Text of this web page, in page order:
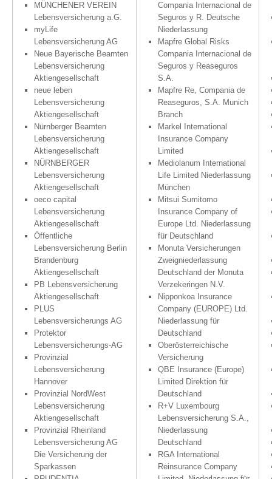
MÜNCHENER VEREIN
Lebensversicherung a.G.
myLife
Lebensversicherung AG
Neue Bayerische Beamten
Lebensversicherung
Aktiengesellschaft
neue leben
Lebensversicherung
Aktiengesellschaft
Nürnberger Beamten
Lebensversicherung
Aktiengesellschaft
NÜRNBERGER
Lebensversicherung
Aktiengesellschaft
oeco capital
Lebensversicherung
Aktiengesellschaft
Öffentliche
Lebensversicherung Berlin
Brandenburg
Aktiengesellschaft
PB Lebensversicherung
Aktiengesellschaft
PLUS
Lebensversicherungs AG
Protektor
Lebensversicherungs-AG
Provinzial
Lebensversicherung
Hannover
Provinzial NordWest
Lebensversicherung
Aktiengesellschaft
Provinzial Rheinland
Lebensversicherung AG
Die Versicherung der
Sparkassen
Compania Internacional de
Seguros y R. Deutsche
Niederlassung
Mapfre Global Risks
Compania Internacional de
Seguros y Reaseguros
S.A.
Mapfre Re, Compania de
Reaseguros, S.A. Munich
Branch
Markel International
Insurance Company
Limited
Mediolanum International
Life Limited Niederlassung
München
Mitsui Sumitomo
Insurance Company of
Europe Ltd. Niederlassung
für Deutschland
Monuta Versicherungen
Zweigniederlassung
Deutschland der Monuta
Verzekeringen N.V.
Nipponkoa Insurance
Company (EUROPE) Ltd.
Niederlassung für
Deutschland
Oberösterreichische
Versicherung
QBE Insurance (Europe)
Limited Direktion für
Deutschland
R+V Luxembourg
Lebensversicherung S.A.,
Niederlassung
Deutschland
RGA International
Reinsurance Company